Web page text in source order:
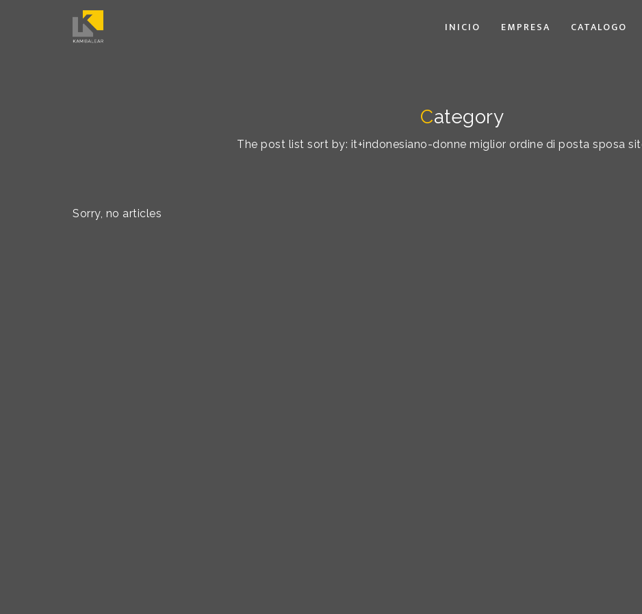
INICIO EMPRESA CATALOGO
Category
The post list sort by: it+indonesiano-donne miglior ordine di posta sposa
Sorry, no articles